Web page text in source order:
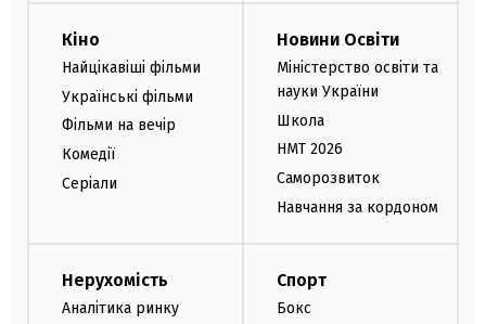
Кіно
Найцікавіші фільми
Українські фільми
Фільми на вечір
Комедії
Серіали
Новини Освіти
Міністерство освіти та
науки України
Школа
НМТ 2026
Саморозвиток
Навчання за кордоном
Нерухомість
Аналітика ринку
Спорт
Бокс